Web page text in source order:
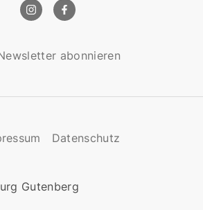
abonnieren
Datenschutz
Gutenberg